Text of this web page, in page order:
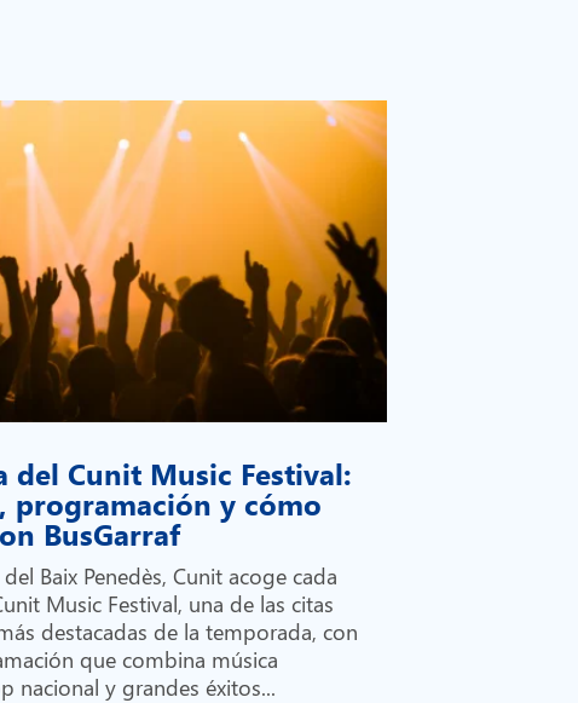
del Cunit Music Festival:
programación y cómo
BusGarraf
Baix Penedès, Cunit acoge cada
Music Festival, una de las citas
destacadas de la temporada, con
que combina música
nacional y grandes éxitos...